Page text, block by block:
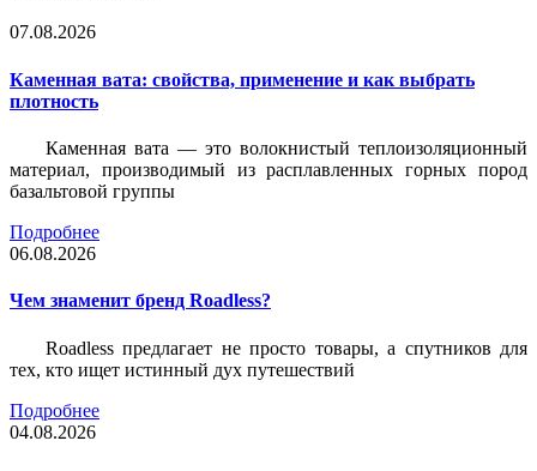
07.08.2026
Каменная вата: свойства, применение и как выбрать
плотность
Каменная вата — это волокнистый теплоизоляционный
материал, производимый из расплавленных горных пород
базальтовой группы
Подробнее
06.08.2026
Чем знаменит бренд Roadless?
Roadless предлагает не просто товары, а спутников для
тех, кто ищет истинный дух путешествий
Подробнее
04.08.2026